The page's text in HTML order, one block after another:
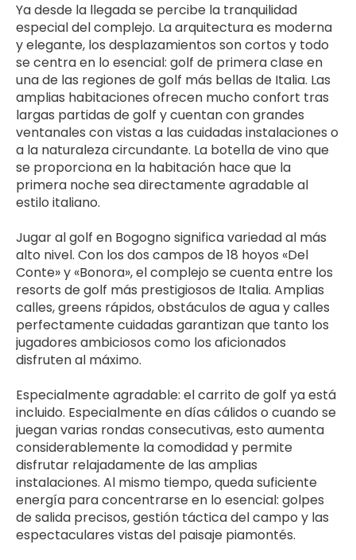
Ya desde la llegada se percibe la tranquilidad
especial del complejo. La arquitectura es moderna
y elegante, los desplazamientos son cortos y todo
se centra en lo esencial: golf de primera clase en
una de las regiones de golf más bellas de Italia. Las
amplias habitaciones ofrecen mucho confort tras
largas partidas de golf y cuentan con grandes
ventanales con vistas a las cuidadas instalaciones o
a la naturaleza circundante. La botella de vino que
se proporciona en la habitación hace que la
primera noche sea directamente agradable al
estilo italiano.
Jugar al golf en Bogogno significa variedad al más
alto nivel. Con los dos campos de 18 hoyos «Del
Conte» y «Bonora», el complejo se cuenta entre los
resorts de golf más prestigiosos de Italia. Amplias
calles, greens rápidos, obstáculos de agua y calles
perfectamente cuidadas garantizan que tanto los
jugadores ambiciosos como los aficionados
disfruten al máximo.
Especialmente agradable: el carrito de golf ya está
incluido. Especialmente en días cálidos o cuando se
juegan varias rondas consecutivas, esto aumenta
considerablemente la comodidad y permite
disfrutar relajadamente de las amplias
instalaciones. Al mismo tiempo, queda suficiente
energía para concentrarse en lo esencial: golpes
de salida precisos, gestión táctica del campo y las
espectaculares vistas del paisaje piamontés.